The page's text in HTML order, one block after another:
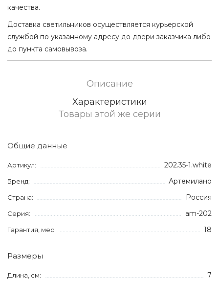
качества.
Доставка светильников осуществляется курьерской
службой по указанному адресу до двери заказчика либо
до пункта самовывоза.
Описание
Характеристики
Товары этой же серии
Общие данные
Артикул: 202.35-1.white
Бренд: Артемилано
Страна: Россия
Серия: am-202
Гарантия, мес: 18
Размеры
Длина, см: 7